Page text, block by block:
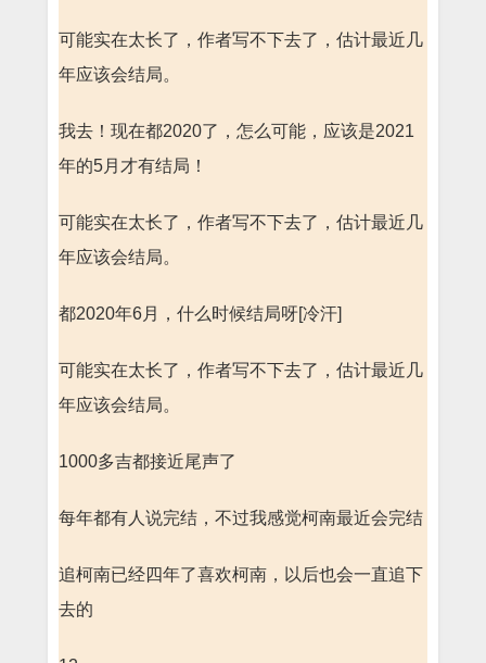
可能实在太长了，作者写不下去了，估计最近几
年应该会结局。
我去！现在都2020了，怎么可能，应该是2021
年的5月才有结局！
可能实在太长了，作者写不下去了，估计最近几
年应该会结局。
都2020年6月，什么时候结局呀[冷汗]
可能实在太长了，作者写不下去了，估计最近几
年应该会结局。
1000多吉都接近尾声了
每年都有人说完结，不过我感觉柯南最近会完结
追柯南已经四年了喜欢柯南，以后也会一直追下
去的